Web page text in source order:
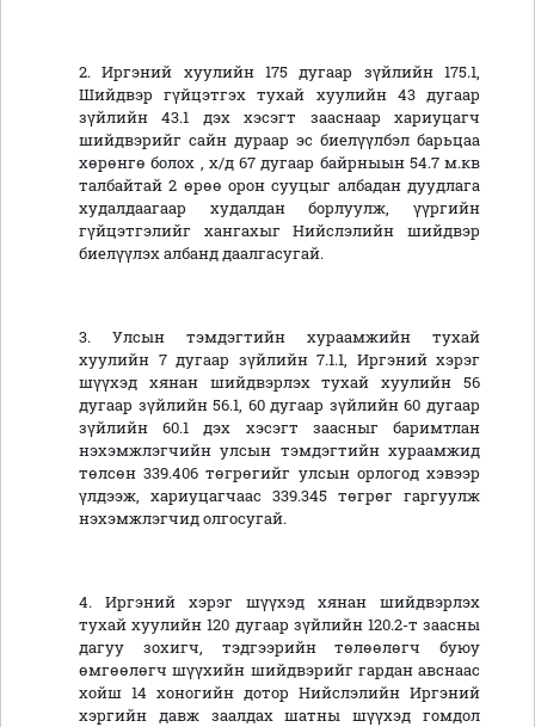
2. Иргэний хуулийн 175 дугаар зүйлийн 175.1,
Шийдвэр гүйцэтгэх тухай хуулийн 43 дугаар
зүйлийн 43.1 дэх хэсэгт зааснаар хариуцагч
шийдвэрийг сайн дураар эс биелүүлбэл барьцаа
хөрөнгө болох , х/д 67 дугаар байрныын 54.7 м.кв
талбайтай 2 өрөө орон сууцыг албадан дуудлага
худалдаагаар худалдан борлуулж, үүргийн
гүйцэтгэлийг хангахыг Нийслэлийн шийдвэр
биелүүлэх албанд даалгасугай.
3. Улсын тэмдэгтийн хураамжийн тухай
хуулийн 7 дугаар зүйлийн 7.1.1, Иргэний хэрэг
шүүхэд хянан шийдвэрлэх тухай хуулийн 56
дугаар зүйлийн 56.1, 60 дугаар зүйлийн 60 дугаар
зүйлийн 60.1 дэх хэсэгт заасныг баримтлан
нэхэмжлэгчийн улсын тэмдэгтийн хураамжид
төлсөн 339.406 төгрөгийг улсын орлогод хэвээр
үлдээж, хариуцагчаас 339.345 төгрөг гаргуулж
нэхэмжлэгчид олгосугай.
4. Иргэний хэрэг шүүхэд хянан шийдвэрлэх
тухай хуулийн 120 дугаар зүйлийн 120.2-т заасны
дагуу зохигч, тэдгээрийн төлөөлөгч буюу
өмгөөлөгч шүүхийн шийдвэрийг гардан авснаас
хойш 14 хоногийн дотор Нийслэлийн Иргэний
хэргийн давж заалдах шатны шүүхэд гомдол